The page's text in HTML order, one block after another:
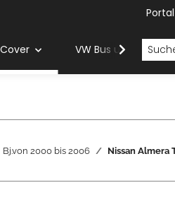
Portal
VW Bus und Van Car
Bj.von 2000 bis 2006 Nissan Almera